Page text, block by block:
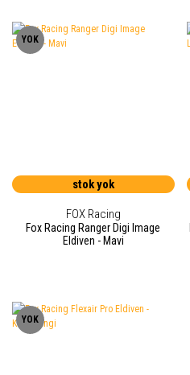
YOK
stok yok
FOX Racing
Fox Racing Ranger Digi Image
Eldiven - Mavi
YOK